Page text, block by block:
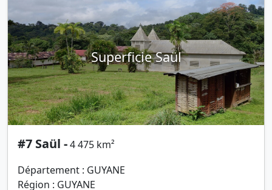
Superficie Saül
#7 Saül -4 475 km²
Département : GUYANE
Région : GUYANE